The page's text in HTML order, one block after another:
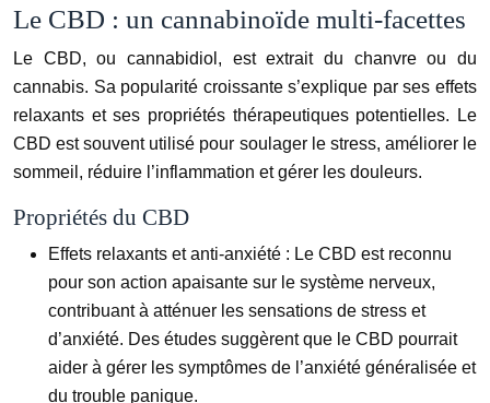
Le CBD : un cannabinoïde multi-facettes
Le CBD, ou cannabidiol, est extrait du chanvre ou du
cannabis. Sa popularité croissante s’explique par ses effets
relaxants et ses propriétés thérapeutiques potentielles. Le
CBD est souvent utilisé pour soulager le stress, améliorer le
sommeil, réduire l’inflammation et gérer les douleurs.
Propriétés du CBD
Effets relaxants et anti-anxiété : Le CBD est reconnu
pour son action apaisante sur le système nerveux,
contribuant à atténuer les sensations de stress et
d’anxiété. Des études suggèrent que le CBD pourrait
aider à gérer les symptômes de l’anxiété généralisée et
du trouble panique.